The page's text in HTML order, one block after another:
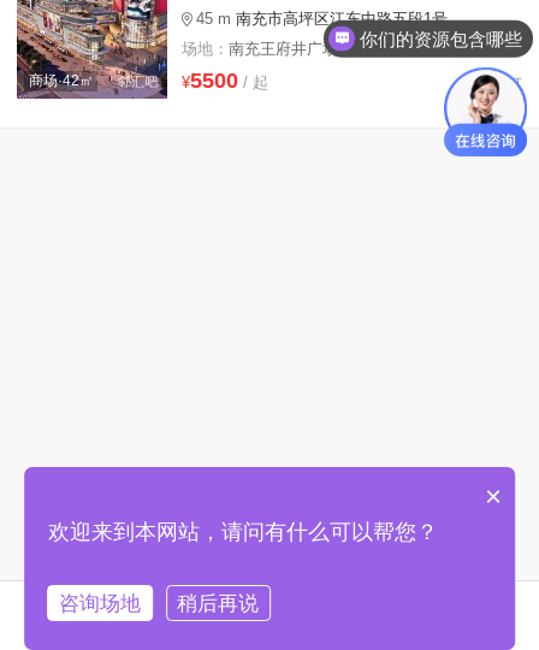
商场·42㎡
45 m 南充市高坪区江东中路五段1号
场地： 南充王府井广场 >
¥5500/ 起 6人预订
你们的资源包含哪些
×
欢迎来到本网站，请问有什么可以帮您？
咨询场地 稍后再说